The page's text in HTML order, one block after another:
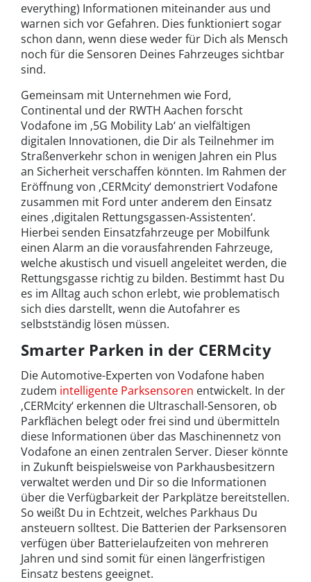
everything) Informationen miteinander aus und
warnen sich vor Gefahren. Dies funktioniert sogar
schon dann, wenn diese weder für Dich als Mensch
noch für die Sensoren Deines Fahrzeuges sichtbar
sind.
Gemeinsam mit Unternehmen wie Ford,
Continental und der RWTH Aachen forscht
Vodafone im ‚5G Mobility Lab‘ an vielfältigen
digitalen Innovationen, die Dir als Teilnehmer im
Straßenverkehr schon in wenigen Jahren ein Plus
an Sicherheit verschaffen könnten. Im Rahmen der
Eröffnung von ‚CERMcity‘ demonstriert Vodafone
zusammen mit Ford unter anderem den Einsatz
eines ‚digitalen Rettungsgassen-Assistenten‘.
Hierbei senden Einsatzfahrzeuge per Mobilfunk
einen Alarm an die vorausfahrenden Fahrzeuge,
welche akustisch und visuell angeleitet werden, die
Rettungsgasse richtig zu bilden. Bestimmt hast Du
es im Alltag auch schon erlebt, wie problematisch
sich dies darstellt, wenn die Autofahrer es
selbstständig lösen müssen.
Smarter Parken in der CERMcity
Die Automotive-Experten von Vodafone haben
zudem intelligente Parksensoren entwickelt. In der
‚CERMcity‘ erkennen die Ultraschall-Sensoren, ob
Parkflächen belegt oder frei sind und übermitteln
diese Informationen über das Maschinennetz von
Vodafone an einen zentralen Server. Dieser könnte
in Zukunft beispielsweise von Parkhausbesitzern
verwaltet werden und Dir so die Informationen
über die Verfügbarkeit der Parkplätze bereitstellen.
So weißt Du in Echtzeit, welches Parkhaus Du
ansteuern solltest. Die Batterien der Parksensoren
verfügen über Batterielaufzeiten von mehreren
Jahren und sind somit für einen längerfristigen
Einsatz bestens geeignet.